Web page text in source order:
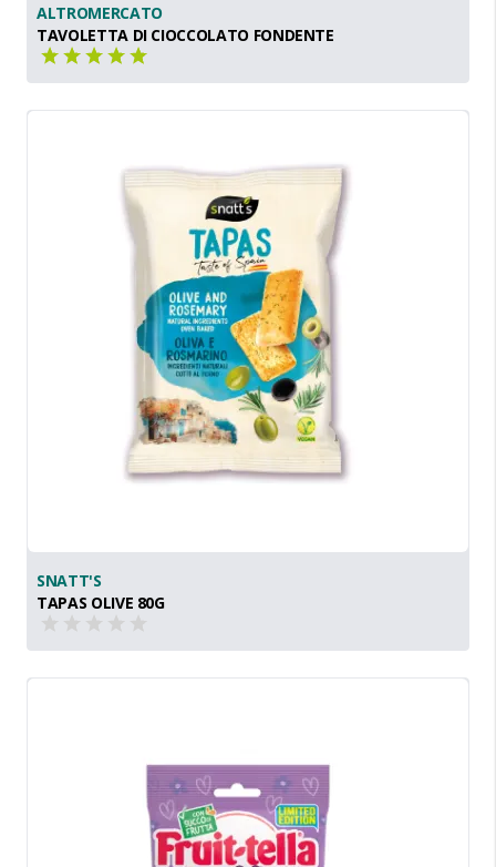
ALTROMERCATO
TAVOLETTA DI CIOCCOLATO FONDENTE
SNATT'S
TAPAS OLIVE 80G